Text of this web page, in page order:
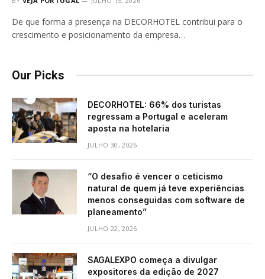
De que forma a presença na DECORHOTEL contribui para o
crescimento e posicionamento da empresa…
Our Picks
DECORHOTEL: 66% dos turistas
regressam a Portugal e aceleram
aposta na hotelaria
JULHO 30, 2026
“O desafio é vencer o ceticismo
natural de quem já teve experiências
menos conseguidas com software de
planeamento”
JULHO 22, 2026
SAGALEXPO começa a divulgar
expositores da edição de 2027